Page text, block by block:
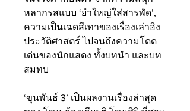
หลากรสแบบ ‘ยำใหญ่ใส่สารพัด’,
ความเป็นเฉดสีเทาของเรื่องเล่าอิง
ประวัติศาสตร์ ไปจนถึงความโดด
เด่นของนักแสดง ทั้งบทนำ และบท
สมทบ
‘ขุนพันธ์ 3’ เป็นผลงานเรื่องล่าสุด